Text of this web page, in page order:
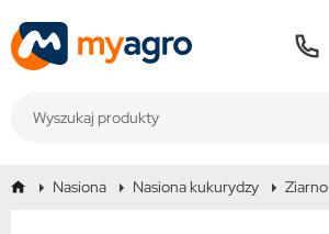
Nasiona Nasiona kukurydzy Ziarno